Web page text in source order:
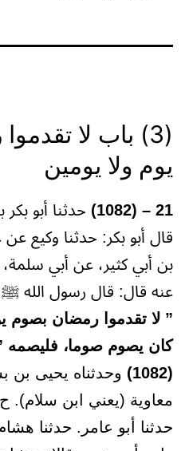
(3) باب لا
يوم ولا يومين
21 – (1082)
حدثنا أبو
قال أبو بكر: حدثنا وكيع
بن أبي كثير، عن أبي
عنه قال: قال رسول الله
” لا تقدموا رمضان بصوم
كان يصوم صوما، فليصمه
(1082)
وحدثناه يحيى بن
معاوية (يعني ابن سلام). ح
حدثنا أبو عامر. حدثنا